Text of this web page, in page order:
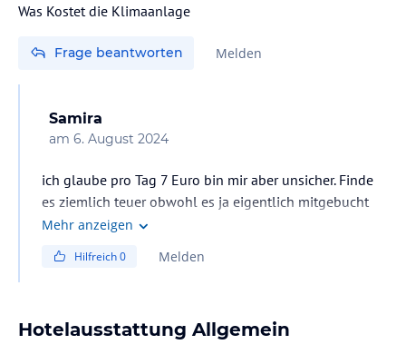
Was Kostet die Klimaanlage
Frage beantworten Melden
Samira
am 6. August 2024
ich glaube pro Tag 7 Euro bin mir aber unsicher. Finde
es ziemlich teuer obwohl es ja eigentlich mitgebucht
wurde, aber ohne Klima ist es ziemlich warm und mit
Mehr anzeigen
Hilfreich0 Melden
Hotelausstattung Allgemein